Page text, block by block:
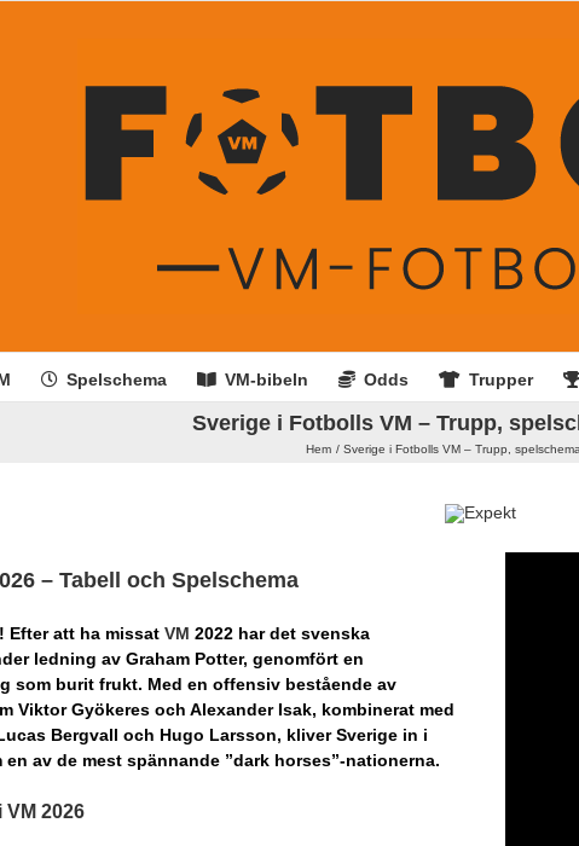
Spelschema VM-bibeln Odds Trupper
Sverige i Fotbolls VM – Trupp,
Hem Sverige i Fotbolls VM – Trupp,
– Tabell och Spelschema
Efter att ha missat VM 2022 har det svenska
ledning av Graham Potter, genomfört en
som burit frukt. Med en offensiv bestående av
Viktor Gyökeres och Alexander Isak, kombinerat med
Bergvall och Hugo Larsson, kliver Sverige in i
en av de mest spännande ”dark horses”-nationerna.
2026